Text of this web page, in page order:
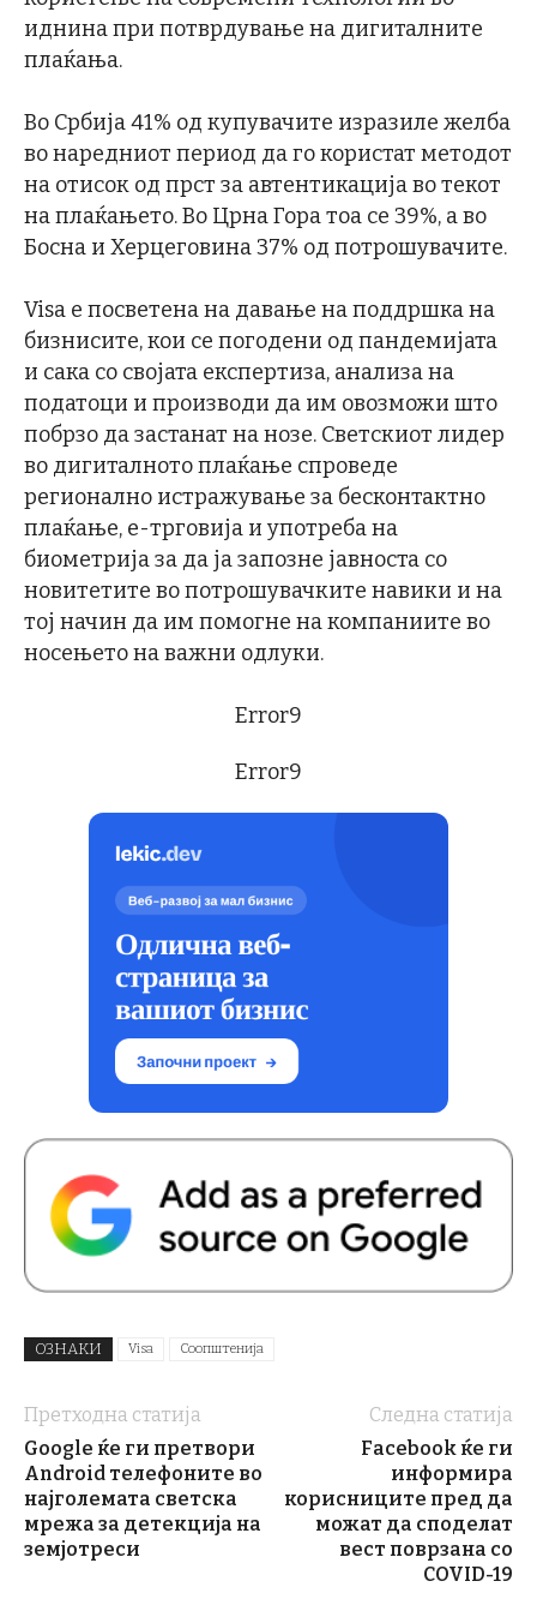
иднина при потврдување на дигиталните
плаќања.
Во Србија 41% од купувачите изразиле желба
во наредниот период да го користат методот
на отисок од прст за автентикација во текот
на плаќањето. Во Црна Гора тоа се 39%, а во
Босна и Херцеговина 37% од потрошувачите.
Visa е посветена на давање на поддршка на
бизнисите, кои се погодени од пандемијата
и сака со својата експертиза, анализа на
податоци и производи да им овозможи што
побрзо да застанат на нозе. Светскиот лидер
во дигиталното плаќање спроведе
регионално истражување за бесконтактно
плаќање, е-трговија и употреба на
биометрија за да ја запозне јавноста со
новитетите во потрошувачките навики и на
тој начин да им помогне на компаниите во
носењето на важни одлуки.
Error9
Error9
ОЗНАКИ Visa Соопштенија
Претходна статија
Google ќе ги претвори
Android телефоните во
најголемата светска
мрежа за детекција на
земјотреси
Следна статија
Facebook ќе ги
информира
корисниците пред да
можат да споделат
вест поврзана со
COVID-19